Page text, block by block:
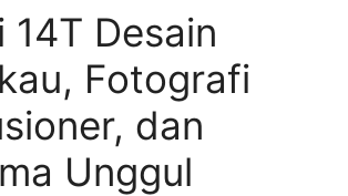
14T Desain
Fotografi
dan
Unggul